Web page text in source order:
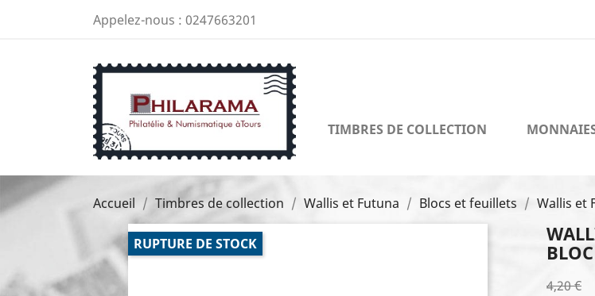
Appelez-nous : 0247663201
TIMBRES DE COLLECTION
Accueil Timbres de collection Wallis et Futuna Blocs et feuillets Wallis et
RUPTURE DE STOCK
4,20 €